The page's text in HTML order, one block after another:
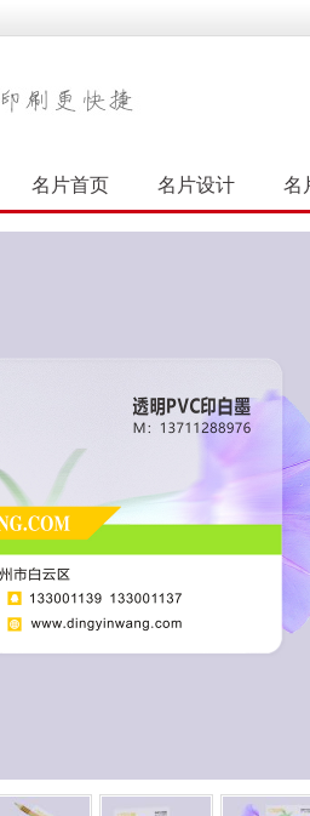
名片首页 名片设计 名